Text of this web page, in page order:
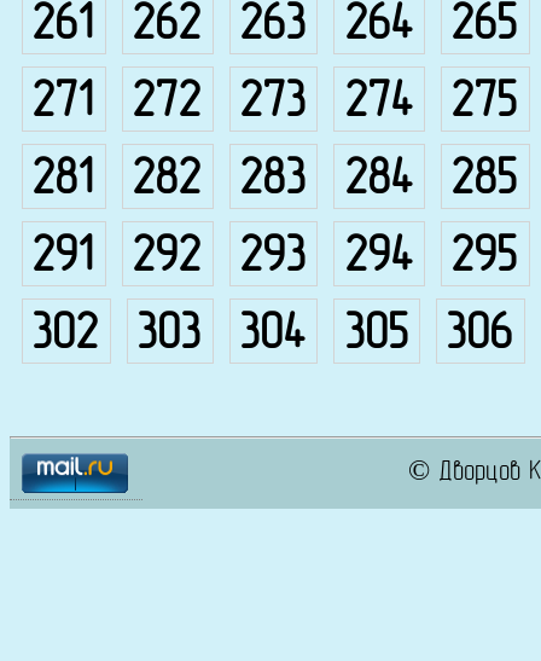
261
262 263 264
265
271
272 273 274
275
281
282 283 284
285
291
292 293 294
295
302
303 304 305 306
© Дворцов